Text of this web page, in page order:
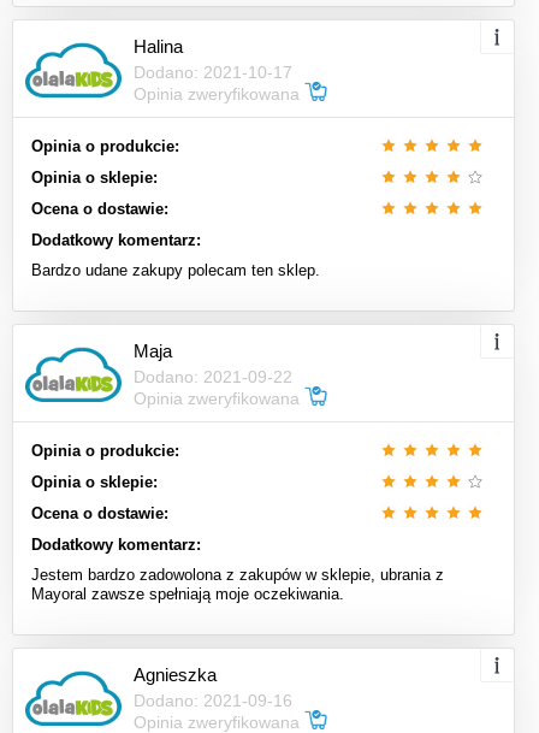
Halina
Dodano: 2021-10-17
Opinia zweryfikowana
Opinia o produkcie:
Opinia o sklepie:
Ocena o dostawie:
Dodatkowy komentarz:
Bardzo udane zakupy polecam ten sklep.
Maja
Dodano: 2021-09-22
Opinia zweryfikowana
Opinia o produkcie:
Opinia o sklepie:
Ocena o dostawie:
Dodatkowy komentarz:
Jestem bardzo zadowolona z zakupów w sklepie, ubrania z
Mayoral zawsze spełniają moje oczekiwania.
Agnieszka
Dodano: 2021-09-16
Opinia zweryfikowana